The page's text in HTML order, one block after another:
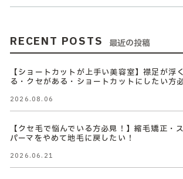
RECENT POSTS 最近の投稿
【ショートカットが上手い美容室】襟足が浮
る・クセがある・ショートカットにしたい方
2026.08.06
【クセ毛で悩んでいる方必見！】縮毛矯正・
パーマをやめて地毛に戻したい！
2026.06.21